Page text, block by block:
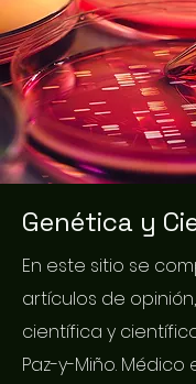
Genética y
En este sitio se
artículos de
científica y
Paz-y-Miño.